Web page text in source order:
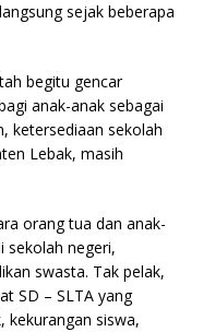
sejak beberapa
begitu gencar
anak-anak sebagai
ketersediaan sekolah
Lebak, masih
orang tua dan anak-
sekolah negeri,
swasta. Tak pelak,
SD – SLTA yang
kekurangan siswa,